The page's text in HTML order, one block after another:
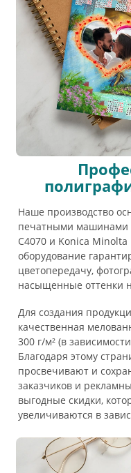
Наше производство
печатными машинами
C4070 и Konica Minolta
оборудование
цветопередачу,
насыщенные оттенки
Для создания
качественная
300 г/м² (в
Благодаря этому
просвечивают и
заказчиков и
выгодные скидки,
увеличиваются в